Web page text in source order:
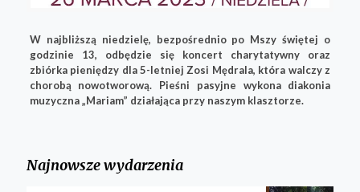
W najbliższą niedzielę, bezpośrednio po Mszy świętej o
godzinie 13, odbędzie się koncert charytatywny oraz
zbiórka pieniędzy dla 5-letniej Zosi Mędrala, która walczy z
chorobą nowotworową. Pieśni pasyjne wykona diakonia
muzyczna „Mariam” działająca przy naszym klasztorze.
Najnowsze wydarzenia